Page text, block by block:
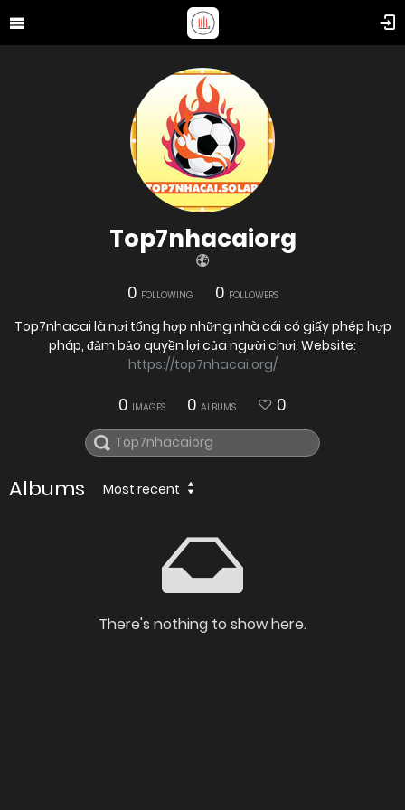
Top7nhacaiorg
0 FOLLOWING 0 FOLLOWERS
Top7nhacai là nơi tổng hợp những nhà cái có giấy phép hợp
pháp, đảm bảo quyền lợi của người chơi. Website:
https://top7nhacai.org/
0 IMAGES 0 ALBUMS 0
Albums Most recent
There's nothing to show here.